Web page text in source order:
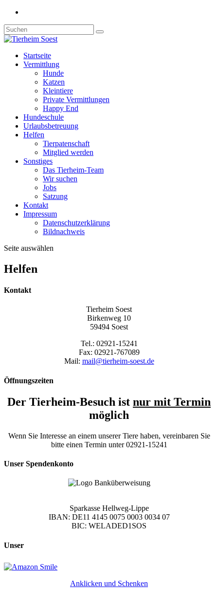
Startseite
Vermittlung
Hunde
Katzen
Kleintiere
Private Vermittlungen
Happy End
Hundeschule
Urlaubsbetreuung
Helfen
Tierpatenschaft
Mitglied werden
Sonstiges
Das Tierheim-Team
Wir suchen
Jobs
Satzung
Kontakt
Impressum
Datenschutzerklärung
Bildnachweis
Seite auswählen
Helfen
Kontakt
Tierheim Soest
Birkenweg 10
59494 Soest
Tel.: 02921-15241
Fax: 02921-767089
Mail: mail@tierheim-soest.de
Öffnungszeiten
Der Tierheim-Besuch ist nur mit Termin
möglich
Wenn Sie Interesse an einem unserer Tiere haben, vereinbaren Sie
bitte einen Termin unter 02921-15241
Unser Spendenkonto
Sparkasse Hellweg-Lippe
IBAN: DE11 4145 0075 0003 0034 07
BIC: WELADED1SOS
Unser
Anklicken und Schenken